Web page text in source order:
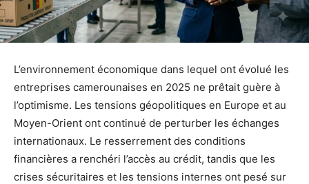
L’environnement économique dans lequel ont évolué les
entreprises camerounaises en 2025 ne prêtait guère à
l’optimisme. Les tensions géopolitiques en Europe et au
Moyen-Orient ont continué de perturber les échanges
internationaux. Le resserrement des conditions
financières a renchéri l’accès au crédit, tandis que les
crises sécuritaires et les tensions internes ont pesé sur